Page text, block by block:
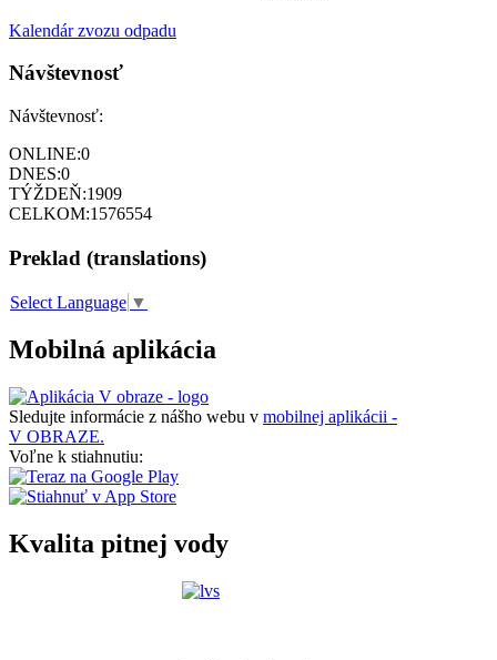
Kalendár zvozu odpadu
Návštevnosť
Návštevnosť:
ONLINE:0
DNES:0
TÝŽDEŇ:1909
CELKOM:1576554
Preklad (translations)
Select Language ▼
Mobilná aplikácia
Sledujte informácie z nášho webu v mobilnej aplikácii -
V OBRAZE.
Voľne k stiahnutiu:
Kvalita pitnej vody